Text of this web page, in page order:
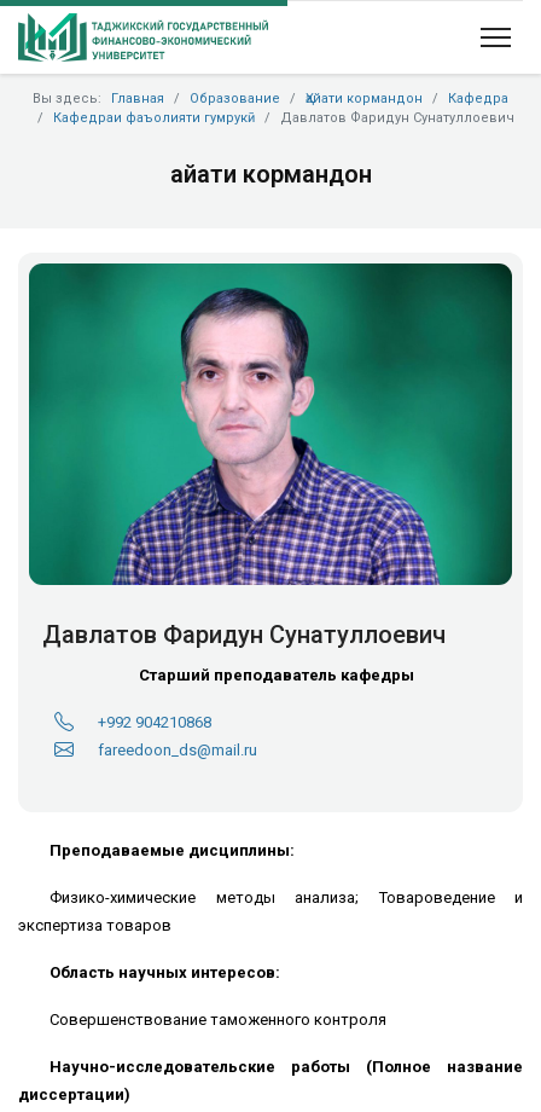
Вы здесь: Главная Образование Ҳайати кормандон
Кафедра
Кафедраи фаъолияти гумрукӣ
Давлатов Фаридун Сунатуллоевич
Ҳайати кормандон
Давлатов Фаридун Сунатуллоевич
Старший преподаватель кафедры
+992 904210868
fareedoon_ds@mail.ru
Преподаваемые дисциплины:
Физико-химические методы анализа; Товароведение и
экспертиза товаров
Область научных интересов:
Совершенствование таможенного контроля
Научно-исследовательские работы (Полное название
диссертации)